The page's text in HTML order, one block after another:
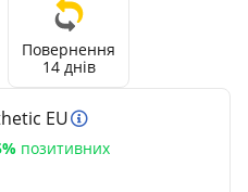
Повернення
14 днів
EU
позитивних